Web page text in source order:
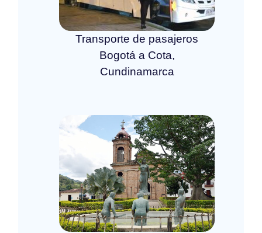
Transporte de pasajeros
Bogotá a Cota,
Cundinamarca